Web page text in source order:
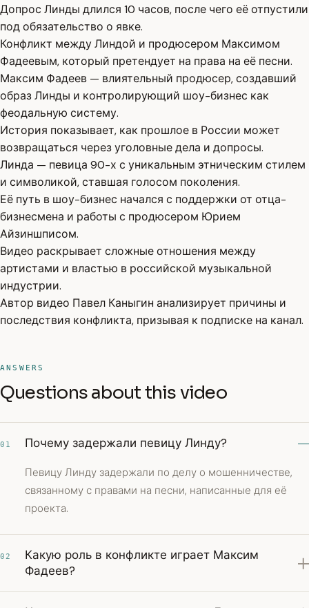
Допрос Линды длился 10 часов, после чего её отпустили
под обязательство о явке.
Конфликт между Линдой и продюсером Максимом
Фадеевым, который претендует на права на её песни.
Максим Фадеев — влиятельный продюсер, создавший
образ Линды и контролирующий шоу-бизнес как
феодальную систему.
История показывает, как прошлое в России может
возвращаться через уголовные дела и допросы.
Линда — певица 90-х с уникальным этническим стилем
и символикой, ставшая голосом поколения.
Её путь в шоу-бизнес начался с поддержки от отца-
бизнесмена и работы с продюсером Юрием
Айзиншписом.
Видео раскрывает сложные отношения между
артистами и властью в российской музыкальной
индустрии.
Автор видео Павел Каныгин анализирует причины и
последствия конфликта, призывая к подписке на канал.
ANSWERS
Questions about this video
01 Почему задержали певицу Линду?
Певицу Линду задержали по делу о мошенничестве,
связанному с правами на песни, написанные для её
проекта.
02
Какую роль в конфликте играет Максим
Фадеев?